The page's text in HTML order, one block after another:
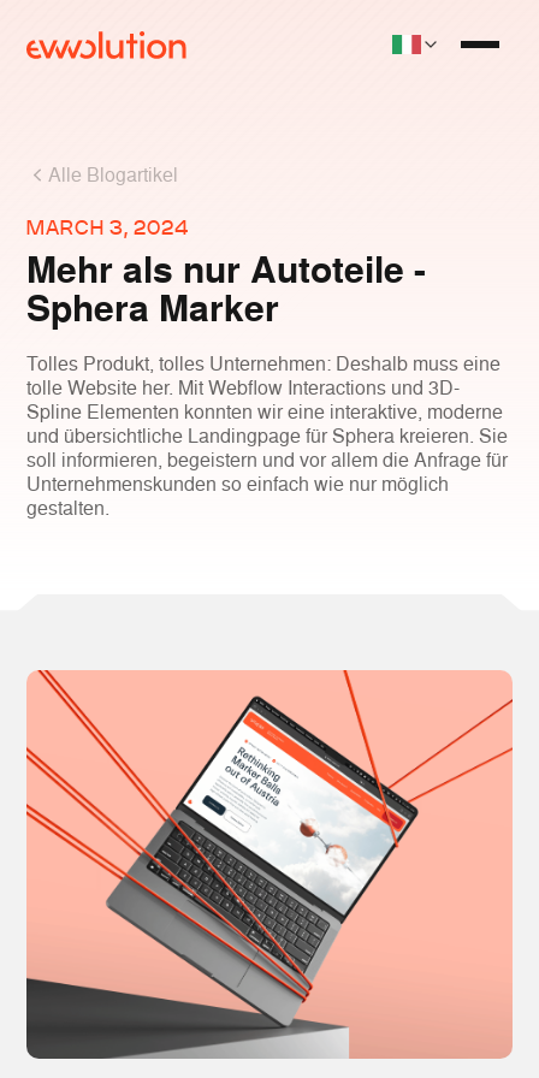
Alle Blogartikel
MARCH 3, 2024
Mehr als nur Autoteile -
Sphera Marker
Tolles Produkt, tolles Unternehmen: Deshalb muss eine
tolle Website her. Mit Webflow Interactions und 3D-
Spline Elementen konnten wir eine interaktive, moderne
und übersichtliche Landingpage für Sphera kreieren. Sie
soll informieren, begeistern und vor allem die Anfrage für
Unternehmenskunden so einfach wie nur möglich
gestalten.